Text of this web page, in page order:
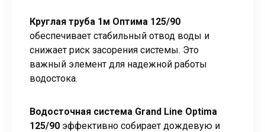
Круглая труба 1м Оптима 125/90
обеспечивает стабильный отвод воды и
снижает риск засорения системы. Это
важный элемент для надежной работы
водостока.
Водосточная система Grand Line Optima
125/90 эффективно собирает дождевую и